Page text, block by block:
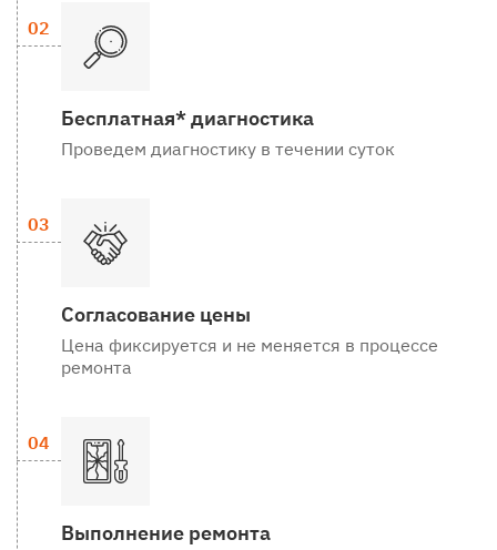
Бесплатная* диагностика
Проведем диагностику в течении суток
Согласование цены
Цена фиксируется и не меняется в процессе
ремонта
Выполнение ремонта